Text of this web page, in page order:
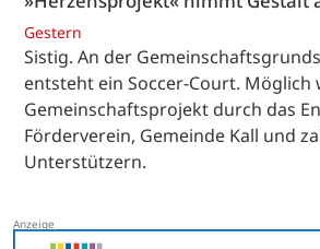
Gestern
Sistig. An der
entsteht ein Soccer-Court. Möglich
Gemeinschaftsprojekt durch das
Förderverein, Gemeinde Kall und
Unterstützern.